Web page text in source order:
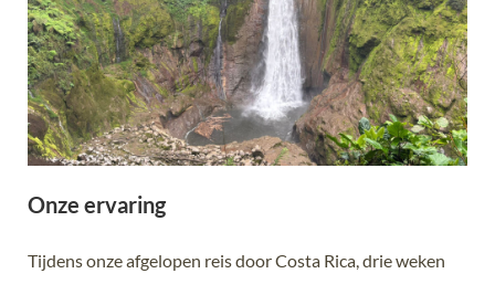
Onze ervaring
Tijdens onze afgelopen reis door Costa Rica, drie weken